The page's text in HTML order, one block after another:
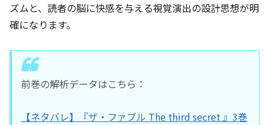
ズムと、読者の脳に快感を与える視覚演出の設計思想が明
確になります。
前巻の解析データはこちら：
【ネタバレ】『ザ・ファブル The third secret 』3巻